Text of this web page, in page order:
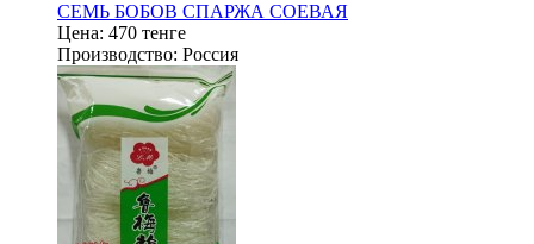
СЕМЬ БОБОВ СПАРЖА СОЕВАЯ
Цена: 470 тенге
Производство: Россия